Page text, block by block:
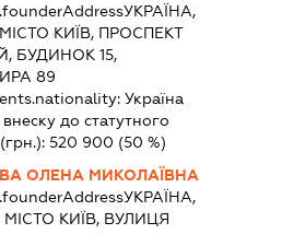
УКРАЇНА,
МІСТО КИЇВ, ПРОСПЕКТ
БУДИНОК 15,
89
Україна
внеску до статутного
520 900 (50 %)
ОЛЕНА МИКОЛАЇВНА
УКРАЇНА,
МІСТО КИЇВ, ВУЛИЦЯ